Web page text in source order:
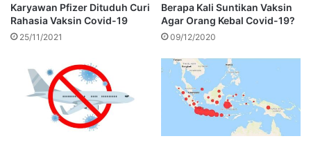
Karyawan Pfizer Dituduh Curi
Rahasia Vaksin Covid-19
25/11/2021
Berapa Kali Suntikan Vaksin
Agar Orang Kebal Covid-19?
09/12/2020